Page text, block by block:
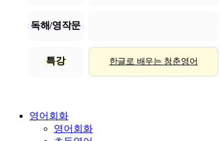
독해/영작문
특강 한글로 배우는 청춘영어
영어회화
영어회화